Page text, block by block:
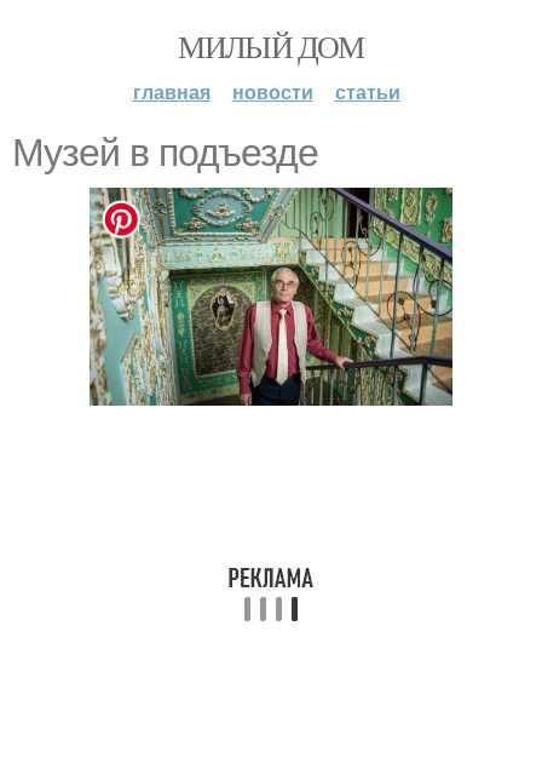
МИЛЫЙ ДОМ
главная новости статьи
Музей в подъезде